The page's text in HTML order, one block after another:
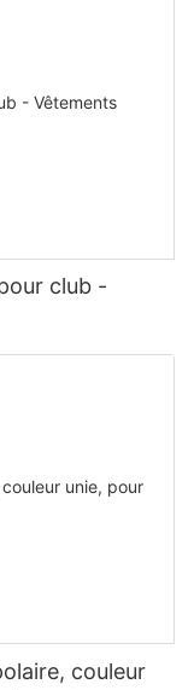
club -
couleur